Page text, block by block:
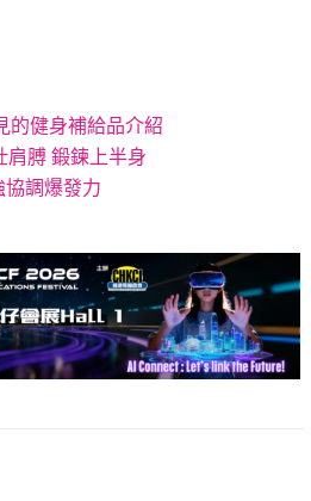
的健身補給品介紹
肩膊 鍛鍊上半身
協調爆發力